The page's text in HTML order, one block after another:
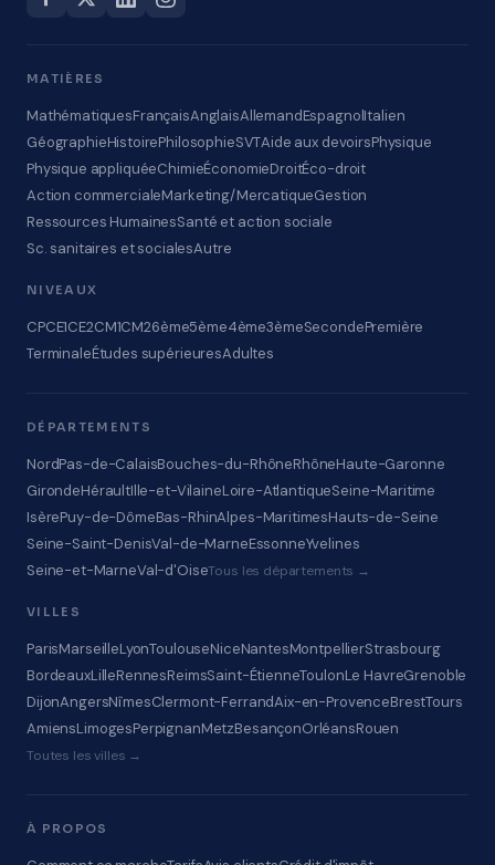
MATIÈRES
MathématiquesFrançaisAnglaisAllemandEspagnolItalien
GéographieHistoirePhilosophieSVTAide aux devoirsPhysique
Physique appliquéeChimieÉconomieDroitÉco-droit
Action commercialeMarketing/MercatiqueGestion
Ressources HumainesSanté et action sociale
Sc. sanitaires et socialesAutre
NIVEAUX
CPCE1CE2CM1CM26ème5ème4ème3èmeSecondePremière
TerminaleÉtudes supérieuresAdultes
DÉPARTEMENTS
NordPas-de-CalaisBouches-du-RhôneRhôneHaute-Garonne
GirondeHéraultIlle-et-VilaineLoire-AtlantiqueSeine-Maritime
IsèrePuy-de-DômeBas-RhinAlpes-MaritimesHauts-de-Seine
Seine-Saint-DenisVal-de-MarneEssonneYvelines
Seine-et-MarneVal-d'OiseTous les départements →
VILLES
ParisMarseilleLyonToulouseNiceNantesMontpellierStrasbourg
BordeauxLilleRennesReimsSaint-ÉtienneToulonLe HavreGrenoble
DijonAngersNîmesClermont-FerrandAix-en-ProvenceBrestTours
AmiensLimogesPerpignanMetzBesançonOrléansRouen
Toutes les villes →
À PROPOS